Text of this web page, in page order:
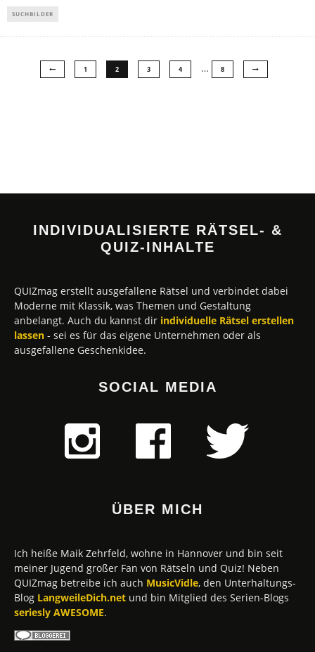
SUCHBILDER
1 2 3 4 … 8
INDIVIDUALISIERTE RÄTSEL- &
QUIZ-INHALTE
QUIZmag erstellt ausgefallene Rätsel und verbindet dabei
Moderne mit Klassik, was Themen und Gestaltung
anbelangt. Auch du kannst dir individuelle Rätsel erstellen
lassen - sei es für das eigene Unternehmen oder als
ausgefallene Geschenkidee.
SOCIAL MEDIA
ÜBER MICH
Ich heiße Maik Zehrfeld, wohne in Hannover und bin seit
meiner Jugend großer Fan von Rätseln und Quiz! Neben
QUIZmag betreibe ich auch MusicVidle, den Unterhaltungs-
Blog LangweileDich.net und bin Mitglied des Serien-Blogs
seriesly AWESOME.